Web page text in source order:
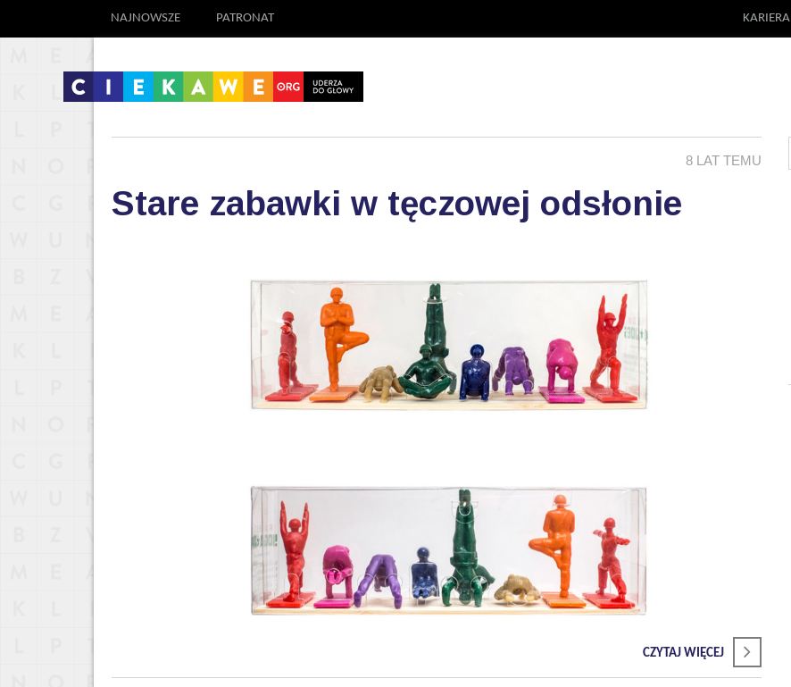
NAJNOWSZE PATRONAT KARIERA
8 LAT TEMU
Stare zabawki w tęczowej odsłonie
CZYTAJ WIĘCEJ